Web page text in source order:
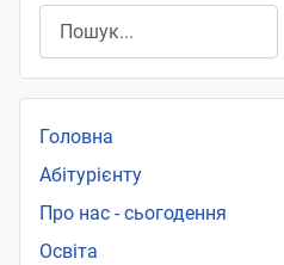
Головна
Абітурієнту
Про нас - сьогодення
Освіта